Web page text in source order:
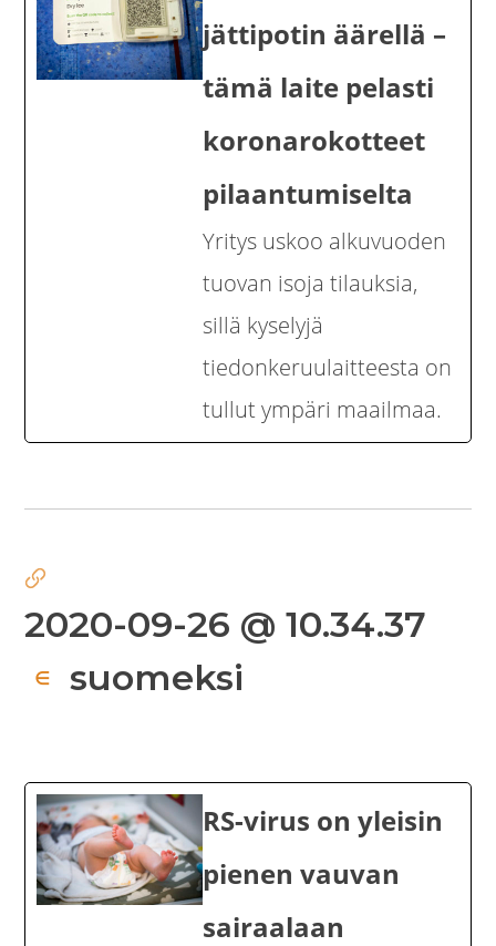
jättipotin äärellä –
tämä laite pelasti
koronarokotteet
pilaantumiselta
Yritys uskoo alkuvuoden
tuovan isoja tilauksia,
sillä kyselyjä
tiedonkeruulaitteesta on
tullut ympäri maailmaa.
2020-09-26 @ 10.34.37
∈ suomeksi
RS-virus on yleisin
pienen vauvan
sairaalaan